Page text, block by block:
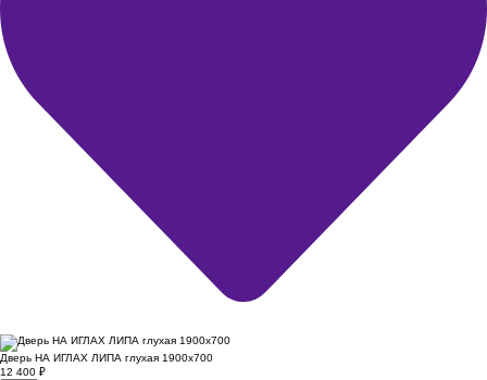
Дверь НА ИГЛАХ ЛИПА глухая 1900х700
12 400 ₽